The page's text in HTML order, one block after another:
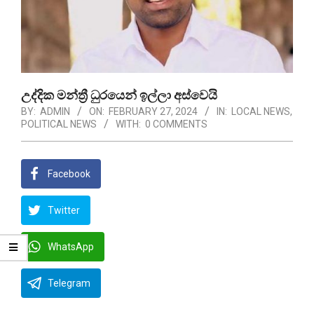
උද්දික මන්ත්‍රී ධුරයෙන් ඉල්ලා අස්වෙයි
BY: ADMIN ON: FEBRUARY 27, 2024 IN: LOCAL NEWS,
POLITICAL NEWS
WITH: 0 COMMENTS
Facebook
Twitter
WhatsApp
Telegram